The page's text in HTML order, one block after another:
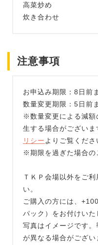
高菜炒め
炊き合わせ
注意事項
お申込み期限：8日前
数量変更期限：5日前
※数量変更による減額
生する場合がございま
リシー よりご覧くださ
※期限を過ぎた場合の
ＴＫＰ会場以外をご
い。
ご購入の方には、
パック）をお付けいた
写真はイメージです
が異なる場合がござい